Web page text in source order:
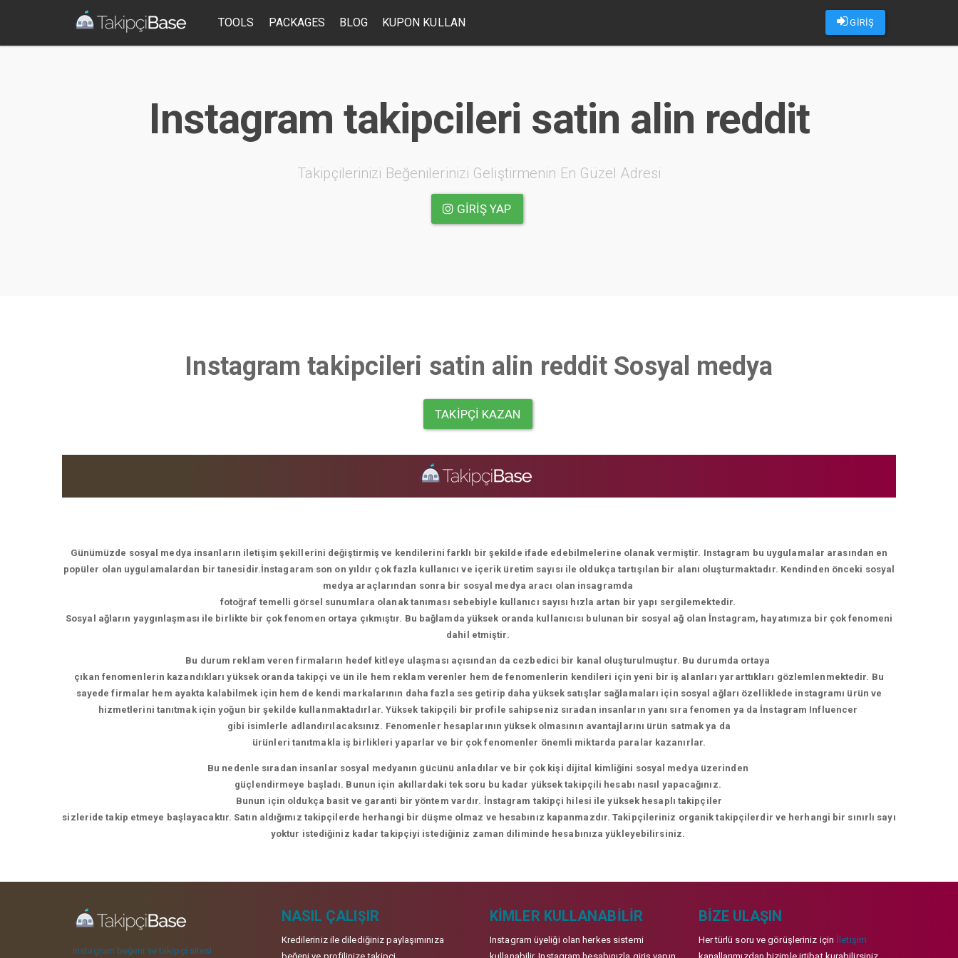
GİRİŞ
TOOLS PACKAGES BLOG KUPON KULLAN
Instagram takipcileri satin alin reddit
Takipçilerinizi Beğenilerinizi Geliştirmenin En Güzel Adresi
GIRIŞ YAP
Instagram takipcileri satin alin reddit Sosyal medya
TAKIPÇI KAZAN
Günümüzde sosyal medya insanların iletişim şekillerini değiştirmiş ve kendilerini farklı bir şekilde ifade edebilmelerine olanak vermiştir. Instagram bu uygulamalar arasından en
popüler olan uygulamalardan bir tanesidir.İnstagaram son on yıldır çok fazla kullanıcı ve içerik üretim sayısı ile oldukça tartışılan bir alanı oluşturmaktadır. Kendinden önceki sosyal
medya araçlarından sonra bir sosyal medya aracı olan insagramda
fotoğraf temelli görsel sunumlara olanak tanıması sebebiyle kullanıcı sayısı hızla artan bir yapı sergilemektedir.
Sosyal ağların yaygınlaşması ile birlikte bir çok fenomen ortaya çıkmıştır. Bu bağlamda yüksek oranda kullanıcısı bulunan bir sosyal ağ olan İnstagram, hayatımıza bir çok fenomeni
dahil etmiştir.
Bu durum reklam veren firmaların hedef kitleye ulaşması açısından da cezbedici bir kanal oluşturulmuştur. Bu durumda ortaya
çıkan fenomenlerin kazandıkları yüksek oranda takipçi ve ün ile hem reklam verenler hem de fenomenlerin kendileri için yeni bir iş alanları yararttıkları gözlemlenmektedir. Bu
sayede firmalar hem ayakta kalabilmek için hem de kendi markalarının daha fazla ses getirip daha yüksek satışlar sağlamaları için sosyal ağları özelliklede instagramı ürün ve
hizmetlerini tanıtmak için yoğun bir şekilde kullanmaktadırlar. Yüksek takipçili bir profile sahipseniz sıradan insanların yanı sıra fenomen ya da İnstagram Influencer
gibi isimlerle adlandırılacaksınız. Fenomenler hesaplarının yüksek olmasının avantajlarını ürün satmak ya da
ürünleri tanıtmakla iş birlikleri yaparlar ve bir çok fenomenler önemli miktarda paralar kazanırlar.
Bu nedenle sıradan insanlar sosyal medyanın gücünü anladılar ve bir çok kişi dijital kimliğini sosyal medya üzerinden
güçlendirmeye başladı. Bunun için akıllardaki tek soru bu kadar yüksek takipçili hesabı nasıl yapacağınız.
Bunun için oldukça basit ve garanti bir yöntem vardır. İnstagram takipçi hilesi ile yüksek hesaplı takipçiler
sizleride takip etmeye başlayacaktır. Satın aldığımız takipçilerde herhangi bir düşme olmaz ve hesabınız kapanmazdır. Takipçileriniz organik takipçilerdir ve herhangi bir sınırlı sayı
yoktur istediğiniz kadar takipçiyi istediğiniz zaman diliminde hesabınıza yükleyebilirsiniz.
instagram beğeni ve takipçi sitesi
NASIL ÇALIŞIR
Kredileriniz ile dilediğiniz paylaşımınıza
KIMLER KULLANABILIR
Instagram üyeliği olan herkes sistemi
BIZE ULAŞIN
Her türlü soru ve görüşleriniz için İletişim